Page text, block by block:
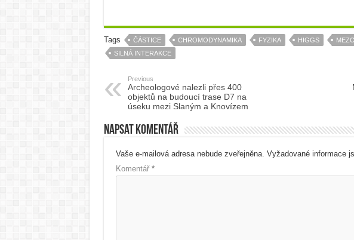
Tags ČÁSTICE CHROMODYNAMIKA FYZIKA HIGGS
SILNÁ INTERAKCE
Previous
Archeologové nalezli přes 400
objektů na budoucí trase D7 na
úseku mezi Slaným a Knovízem
Napsat komentář
Vaše e-mailová adresa nebude zveřejněna. Vyžadované informace
Komentář *